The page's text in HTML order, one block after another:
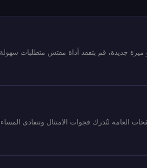
جديدة، قم بتفقد أداة مفتش متطلبات